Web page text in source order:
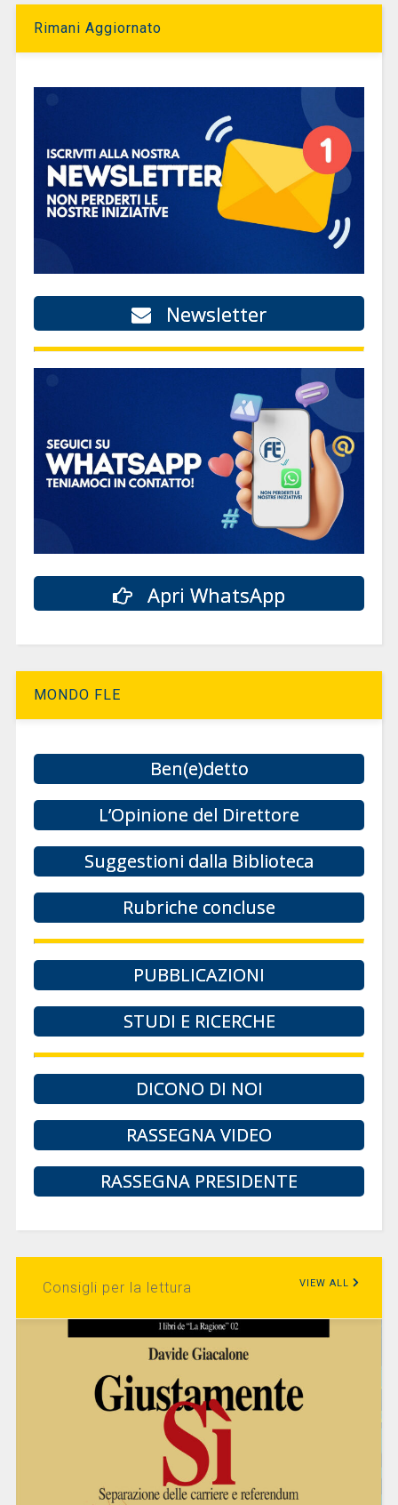
Rimani Aggiornato
Newsletter
Apri WhatsApp
MONDO FLE
Ben(e)detto
L’Opinione del Direttore
Suggestioni dalla Biblioteca
Rubriche concluse
PUBBLICAZIONI
STUDI E RICERCHE
DICONO DI NOI
RASSEGNA VIDEO
RASSEGNA PRESIDENTE
Consigli per la lettura VIEW ALL